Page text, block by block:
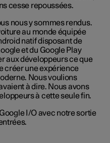
cesse repoussées.
nous y sommes rendus.
au monde équipée
natif disposant de
et du Google Play
aux développeurs ce que
créer une expérience
Nous voulions
à dire. Nous avons
à cette seule fin.
I/O avec notre sortie